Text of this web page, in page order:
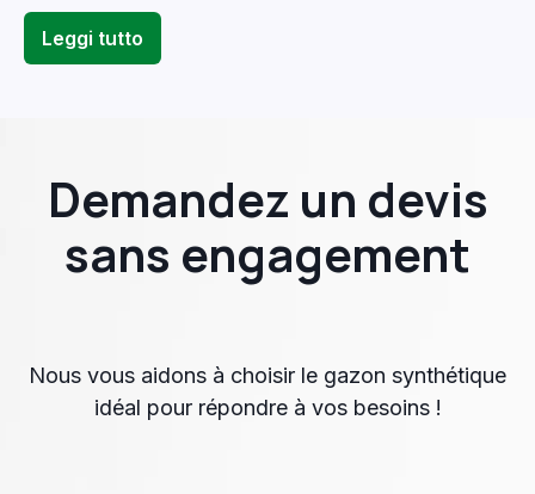
Leggi tutto
Demandez un devis
sans engagement
Nous vous aidons à choisir le gazon synthétique
idéal pour répondre à vos besoins !